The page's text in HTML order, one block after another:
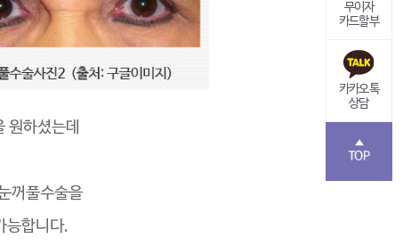
무이자
카드할부
카카오톡
상담
하셨는데
꺼풀수술을
능합니다.